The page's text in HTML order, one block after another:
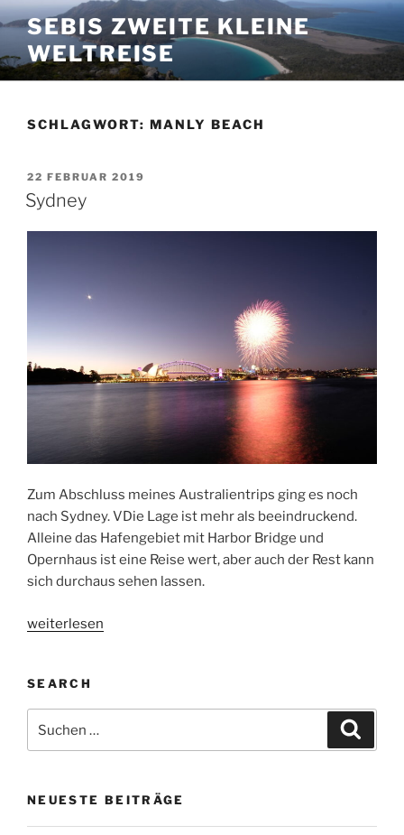
Zum
Inhalt
springen
SEBIS ZWEITE KLEINE
WELTREISE
SCHLAGWORT: MANLY BEACH
VERÖFFENTLICHT
AM
22 FEBRUAR 2019
Sydney
Zum Abschluss meines Australientrips ging es noch
nach Sydney. VDie Lage ist mehr als beeindruckend.
Alleine das Hafengebiet mit Harbor Bridge und
Opernhaus ist eine Reise wert, aber auch der Rest kann
sich durchaus sehen lassen.
„Sydney“
weiterlesen
SEARCH
nach:
NEUESTE BEITRÄGE